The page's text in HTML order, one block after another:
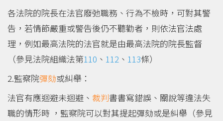
各法院的院長在法官廢弛職務、行為不檢時，可對其警
告，若情節嚴重或警告後仍不聽勸者，則依法官法處
理，例如最高法院的法官就是由最高法院的院長監督
（參見法院組織法第110 、 112 、 113條）
2.監察院彈劾或糾舉：
法官有應迴避未迴避、 裁判書書寫錯誤、關說等違法失
職的情形時 ，監察院可以對其提起彈劾或是糾舉（參見